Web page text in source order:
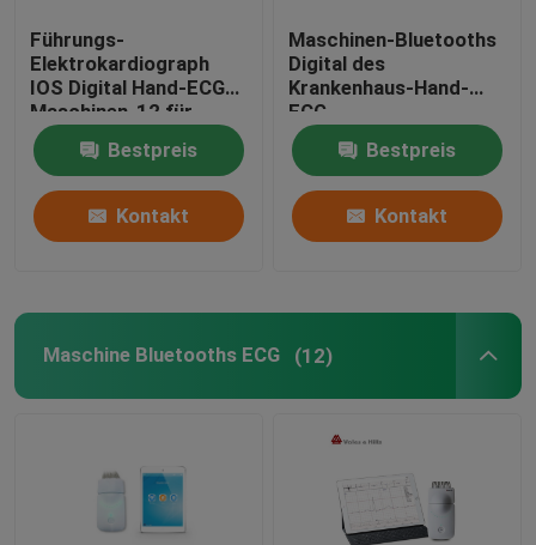
ECG-Simulator-Maschine
Führungs-
Elektrokardiograph
IOS Digital Hand-ECG
Maschinen-12 für
Krankenhaus
Bestpreis
Kontakt
Maschinen-Bluetooths
Digital des
Krankenhaus-Hand-
ECG
Elektrokardiograph
Bestpreis
Kontakt
Maschine Bluetooths ECG (12)